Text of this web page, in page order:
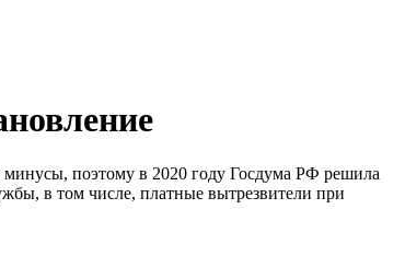
минусы, поэтому в 2020 году Госдума РФ решила
в том числе, платные вытрезвители при